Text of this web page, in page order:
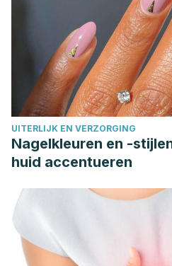
UITERLIJK EN VERZORGING
Nagelkleuren en -
huid accentueren